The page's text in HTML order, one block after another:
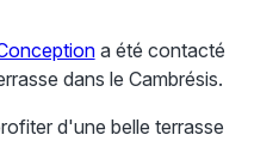
a été contacté
dans le Cambrésis.
d'une belle terrasse